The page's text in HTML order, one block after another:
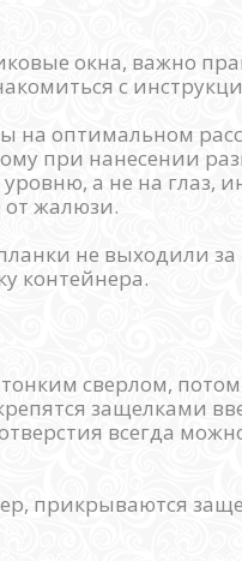
окна, важно
с
на оптимальном
при нанесении
а не на глаз,
от жалюзи.
не выходили за
контейнера.
сверлом,
защелками
всегда
прикрываются